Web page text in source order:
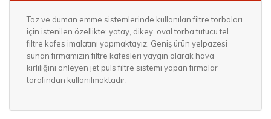
Toz ve duman emme sistemlerinde kullanılan filtre torbaları
için istenilen özellikte; yatay, dikey, oval torba tutucu tel
filtre kafes imalatını yapmaktayız. Geniş ürün yelpazesi
sunan firmamızın filtre kafesleri yaygın olarak hava
kirliliğini önleyen jet puls filtre sistemi yapan firmalar
tarafından kullanılmaktadır.